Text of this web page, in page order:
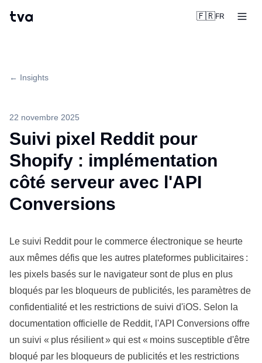
tva 🇫🇷FR
← Insights
22 novembre 2025
Suivi pixel Reddit pour
Shopify : implémentation
côté serveur avec l'API
Conversions
Le suivi Reddit pour le commerce électronique se heurte
aux mêmes défis que les autres plateformes publicitaires :
les pixels basés sur le navigateur sont de plus en plus
bloqués par les bloqueurs de publicités, les paramètres de
confidentialité et les restrictions de suivi d'iOS. Selon la
documentation officielle de Reddit, l'API Conversions offre
un suivi « plus résilient » qui est « moins susceptible d'être
bloqué par les bloqueurs de publicités et les restrictions